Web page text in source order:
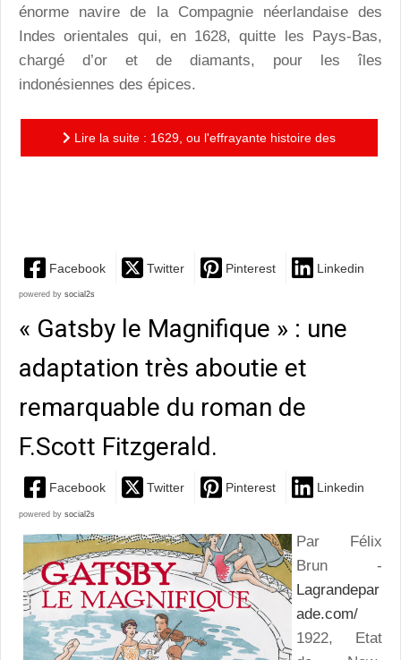
énorme navire de la Compagnie néerlandaise des
Indes orientales qui, en 1628, quitte les Pays-Bas,
chargé d’or et de diamants, pour les îles
indonésiennes des épices.
Lire la suite : 1629, ou l'effrayante histoire des
Facebook Twitter Pinterest Linkedin
powered by social2s
« Gatsby le Magnifique » : une
adaptation très aboutie et
remarquable du roman de
F.Scott Fitzgerald.
Facebook Twitter Pinterest Linkedin
powered by social2s
Par Félix
Brun -
Lagrandepar
ade.com/
1922, Etat